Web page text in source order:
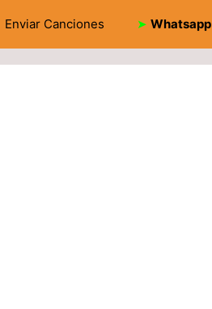
Enviar Canciones ➤ Whatsapp